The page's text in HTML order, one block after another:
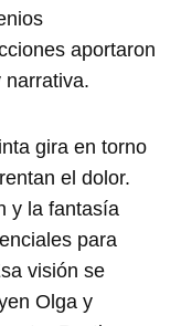
aportaron
narrativa.
gira en torno
el dolor.
y la fantasía
para
visión se
Olga y